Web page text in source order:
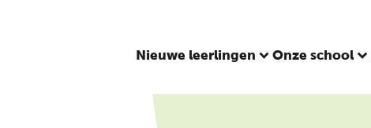
Nieuwe leerlingen Onze school